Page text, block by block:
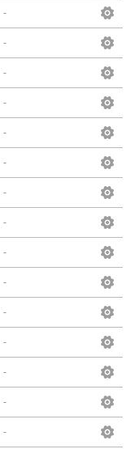
-
-
-
-
-
-
-
-
-
-
-
-
-
-
-